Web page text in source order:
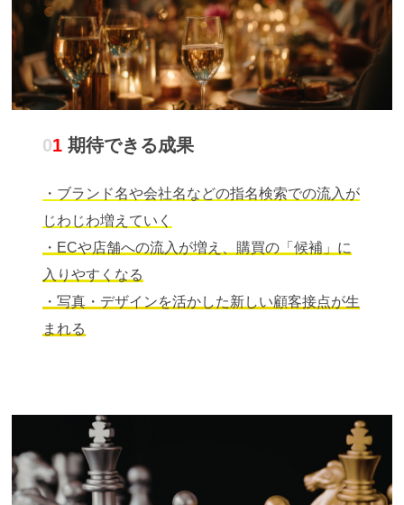
01 期待できる成果
・ブランド名や会社名などの指名検索での流入が
じわじわ増えていく
・ECや店舗への流入が増え、購買の「候補」に
入りやすくなる
・写真・デザインを活かした新しい顧客接点が生
まれる